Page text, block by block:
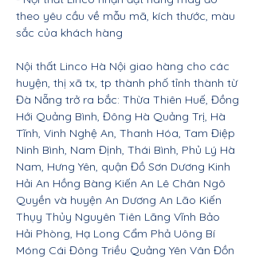
theo yêu cầu về mẫu mã, kích thước, màu
sắc của khách hàng
Nội thất Linco Hà Nội giao hàng cho các
huyện, thị xã tx, tp thành phố tỉnh thành từ
Đà Nẵng trở ra bắc: Thừa Thiên Huế, Đồng
Hới Quảng Bình, Đông Hà Quảng Trị, Hà
Tĩnh, Vinh Nghệ An, Thanh Hóa, Tam Điệp
Ninh Bình, Nam Định, Thái Bình, Phủ Lý Hà
Nam, Hưng Yên, quận Đồ Sơn Dương Kinh
Hải An Hồng Bàng Kiến An Lê Chân Ngô
Quyền và huyện An Dương An Lão Kiến
Thụy Thủy Nguyên Tiên Lãng Vĩnh Bảo
Hải Phòng, Hạ Long Cẩm Phả Uông Bí
Móng Cái Đông Triều Quảng Yên Vân Đồn